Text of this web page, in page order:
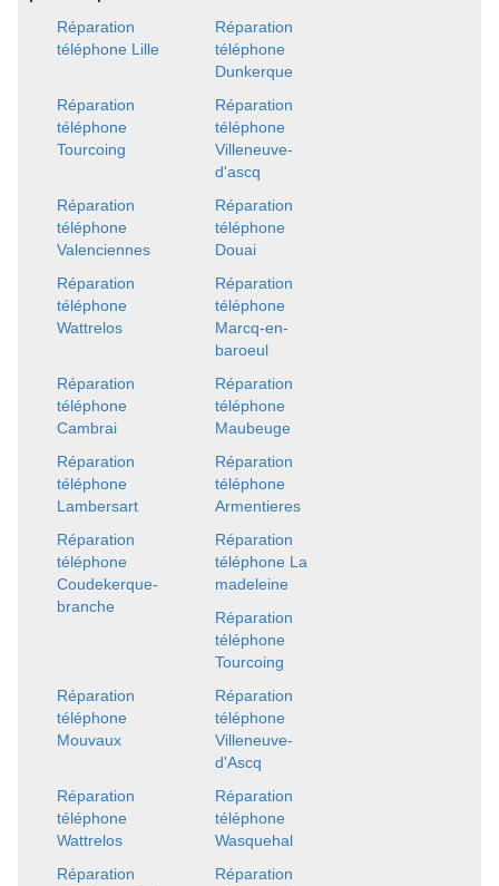
Réparation
téléphone Lille
Réparation
téléphone
Dunkerque
Réparation
téléphone
Tourcoing
Réparation
téléphone
Villeneuve-
d'ascq
Réparation
téléphone
Valenciennes
Réparation
téléphone
Douai
Réparation
téléphone
Wattrelos
Réparation
téléphone
Marcq-en-
baroeul
Réparation
téléphone
Cambrai
Réparation
téléphone
Maubeuge
Réparation
téléphone
Lambersart
Réparation
téléphone
Armentieres
Réparation
téléphone
Coudekerque-
branche
Réparation
téléphone La
madeleine
Réparation
téléphone
Tourcoing
Réparation
téléphone
Mouvaux
Réparation
téléphone
Villeneuve-
d'Ascq
Réparation
téléphone
Wattrelos
Réparation
téléphone
Wasquehal
Réparation
Réparation